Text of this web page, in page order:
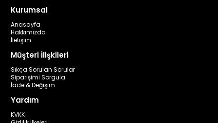
Kurumsal
Anasayfa
Hakkımızda
İletişim
Müşteri İlişkileri
Sıkça Sorulan Sorular
Siparişimi Sorgula
İade & Değişim
Yardım
KVKK